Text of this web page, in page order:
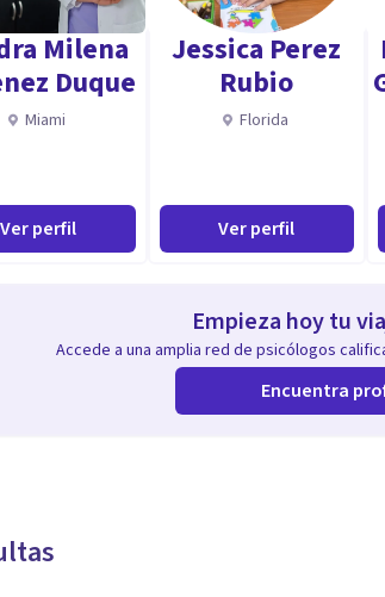
de personas que luchan con
va más allá de simplemente cambiar hábitos
una relación más saludable y compasiva
la autoaceptación y la autoestima.
Milena
Duque
Miami
Ver perfil
Jessica Perez
Rubio
Florida
Ver perfil
Empieza hoy tu
Accede a una amplia red de psicólogos
Encuentra